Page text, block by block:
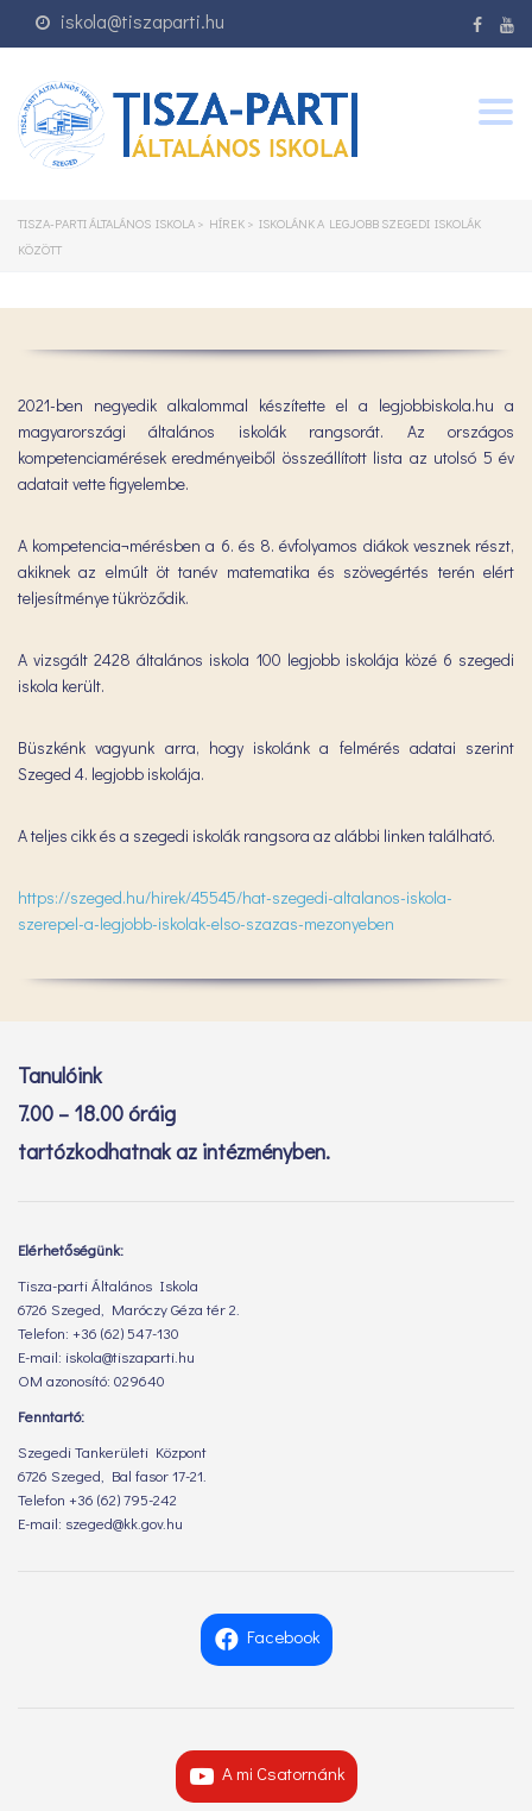
iskola@tiszaparti.hu
TISZA-PARTI ÁLTALÁNOS ISKOLA > HÍREK > ISKOLÁNK A LEGJOBB SZEGEDI ISKOLÁK
KÖZÖTT
2021-ben negyedik alkalommal készítette el a legjobbiskola.hu a
magyarországi általános iskolák rangsorát. Az országos
kompetenciamérések eredményeiből összeállított lista az utolsó 5 év
adatait vette figyelembe.
A kompetencia¬mérésben a 6. és 8. évfolyamos diákok vesznek részt,
akiknek az elmúlt öt tanév matematika és szövegértés terén elért
teljesítménye tükröződik.
A vizsgált 2428 általános iskola 100 legjobb iskolája közé 6 szegedi
iskola került.
Büszkénk vagyunk arra, hogy iskolánk a felmérés adatai szerint
Szeged 4. legjobb iskolája.
A teljes cikk és a szegedi iskolák rangsora az alábbi linken található.
https://szeged.hu/hirek/45545/hat-szegedi-altalanos-iskola-
szerepel-a-legjobb-iskolak-elso-szazas-mezonyeben
Tanulóink
7.00 – 18.00 óráig
tartózkodhatnak az intézményben.
Elérhetőségünk:
Tisza-parti Általános Iskola
6726 Szeged, Maróczy Géza tér 2.
Telefon: +36 (62) 547-130
E-mail: iskola@tiszaparti.hu
OM azonosító: 029640
Fenntartó:
Szegedi Tankerületi Központ
6726 Szeged, Bal fasor 17-21.
Telefon +36 (62) 795-242
E-mail: szeged@kk.gov.hu
Facebook
A mi Csatornánk